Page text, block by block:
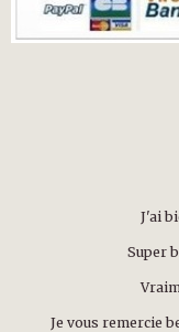
J'ai
Super
Je vous remercie